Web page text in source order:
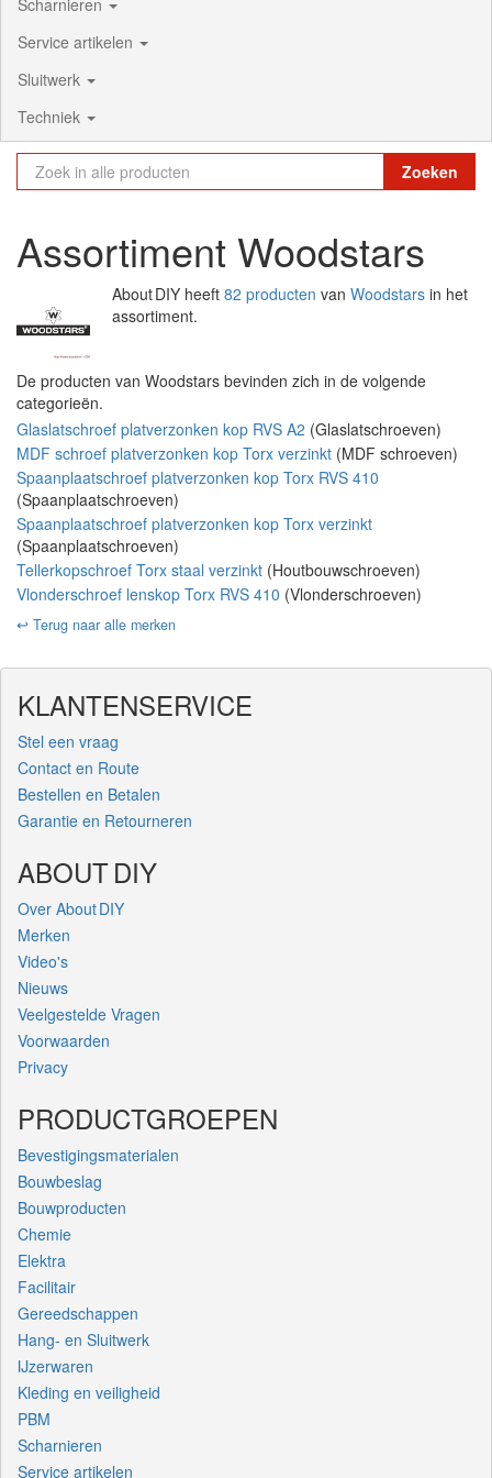
Service artikelen
Sluitwerk
Techniek
Zoeken
Assortiment Woodstars
About DIY heeft 82 producten van Woodstarsin het
assortiment.
De producten van Woodstars bevinden zich in de volgende
categorieën.
Glaslatschroef platverzonken kop RVS A2 (Glaslatschroeven)
MDF schroef platverzonken kop Torx verzinkt (MDF schroeven)
Spaanplaatschroef platverzonken kop Torx RVS 410
(Spaanplaatschroeven)
Spaanplaatschroef platverzonken kop Torx verzinkt
(Spaanplaatschroeven)
Tellerkopschroef Torx staal verzinkt (Houtbouwschroeven)
Vlonderschroef lenskop Torx RVS 410 (Vlonderschroeven)
↩️ Terug naar alle merken
KLANTENSERVICE
Stel een vraag
Contact en Route
Bestellen en Betalen
Garantie en Retourneren
ABOUT DIY
Over About DIY
Merken
Video's
Nieuws
Veelgestelde Vragen
Voorwaarden
Privacy
PRODUCTGROEPEN
Bevestigingsmaterialen
Bouwbeslag
Bouwproducten
Chemie
Elektra
Facilitair
Gereedschappen
Hang- en Sluitwerk
IJzerwaren
Kleding en veiligheid
PBM
Scharnieren
Service artikelen